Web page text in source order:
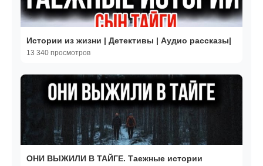
Истории из жизни | Детективы | Аудио рассказы|
13 340 просмотров
ОНИ ВЫЖИЛИ В ТАЙГЕ. Таежные истории